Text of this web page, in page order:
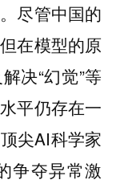
尽管中国的
在模型的原
决“幻觉”等
平仍存在一
尖AI科学家
争夺异常激